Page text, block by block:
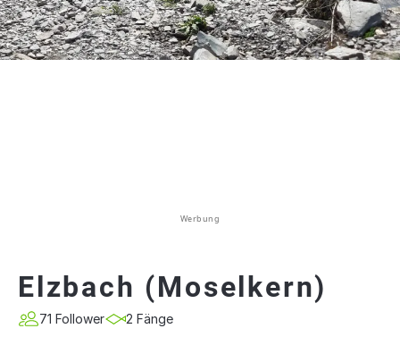
Werbung
Elzbach (Moselkern)
71 Follower 2 Fänge